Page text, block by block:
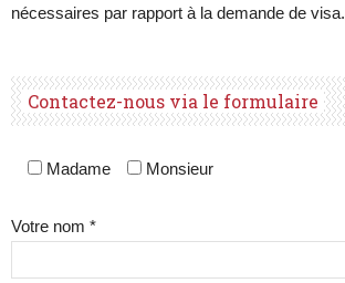
nécessaires par rapport à la demande de visa.
Contactez-nous via le formulaire
Madame Monsieur
Votre nom *